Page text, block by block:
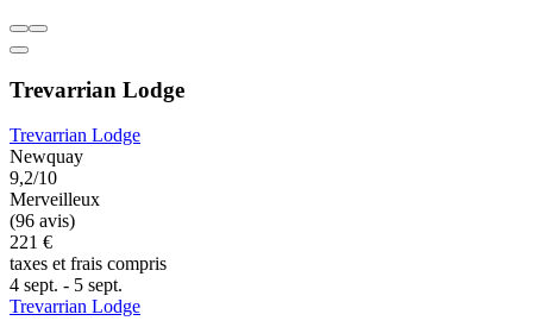
Trevarrian Lodge
Trevarrian Lodge
Newquay
9,2/10
Merveilleux
(96 avis)
221 €
taxes et frais compris
4 sept. - 5 sept.
Trevarrian Lodge